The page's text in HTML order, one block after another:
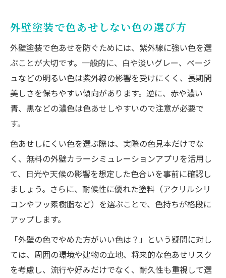
外壁塗装で色あせしない色の選び方
外壁塗装で色あせを防ぐためには、紫外線に強い色を選
ぶことが大切です。一般的に、白や淡いグレー、ベージ
ュなどの明るい色は紫外線の影響を受けにくく、長期間
美しさを保ちやすい傾向があります。逆に、赤や濃い
青、黒などの濃色は色あせしやすいので注意が必要で
す。
色あせしにくい色を選ぶ際は、実際の色見本だけでな
く、無料の外壁カラーシミュレーションアプリを活用し
て、日光や天候の影響を想定した色合いを事前に確認し
ましょう。さらに、耐候性に優れた塗料（アクリルシリ
コンやフッ素樹脂など）を選ぶことで、色持ちが格段に
アップします。
「外壁の色でやめた方がいい色は？」という疑問に対し
ては、周囲の環境や建物の立地、将来的な色あせリスク
を考慮し、流行や好みだけでなく、耐久性も重視して選